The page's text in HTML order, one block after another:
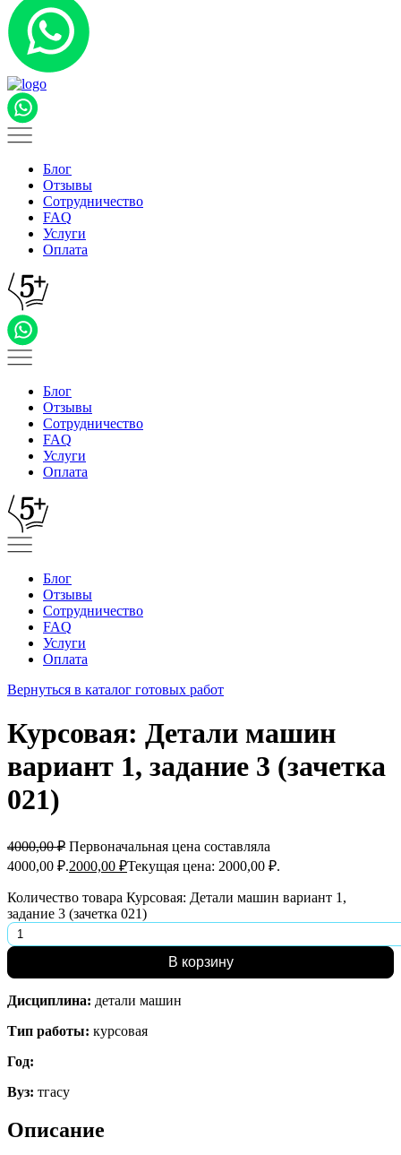
Блог
Отзывы
Сотрудничество
FAQ
Услуги
Оплата
Блог
Отзывы
Сотрудничество
FAQ
Услуги
Оплата
Блог
Отзывы
Сотрудничество
FAQ
Услуги
Оплата
Вернуться в каталог готовых работ
Курсовая: Детали машин
вариант 1, задание 3 (зачетка
021)
4000,00₽ Первоначальная цена составляла
4000,00 ₽.2000,00 ₽Текущая цена: 2000,00 ₽.
Количество товара Курсовая: Детали машин вариант 1,
задание 3 (зачетка 021)
В корзину
Дисциплина: детали машин
Тип работы: курсовая
Год:
Вуз: тгасу
Описание